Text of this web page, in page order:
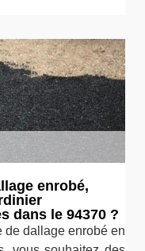
enrobé,
dans le 94370 ?
de dallage enrobé en